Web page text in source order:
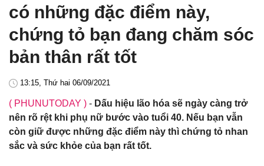
có những đặc điểm này,
chứng tỏ bạn đang chăm sóc
bản thân rất tốt
13:15, Thứ hai 06/09/2021
( PHUNUTODAY ) - Dấu hiệu lão hóa sẽ ngày càng trở
nên rõ rệt khi phụ nữ bước vào tuổi 40. Nếu bạn vẫn
còn giữ được những đặc điểm này thì chứng tỏ nhan
sắc và sức khỏe của bạn rất tốt.